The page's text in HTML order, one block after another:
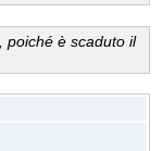
poiché è scaduto il